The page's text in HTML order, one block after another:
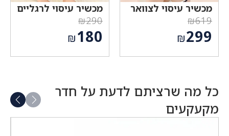
מכשיר עיסוי לצוואר
₪619
המחיר
המקורי
היה:
₪299
₪299.
מכשיר עיסוי לרגליים
₪290
המחיר
המקורי
היה:
₪180
₪180.
כל מה שרציתם לדעת על חדר
מקעקעים